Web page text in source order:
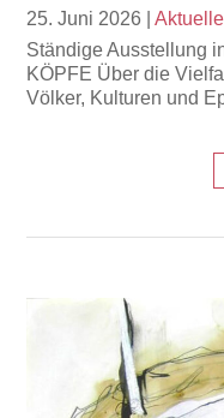
25. Juni 2026 |
Ständige Ausstellung
KÖPFE Über die
Völker, Kulturen und